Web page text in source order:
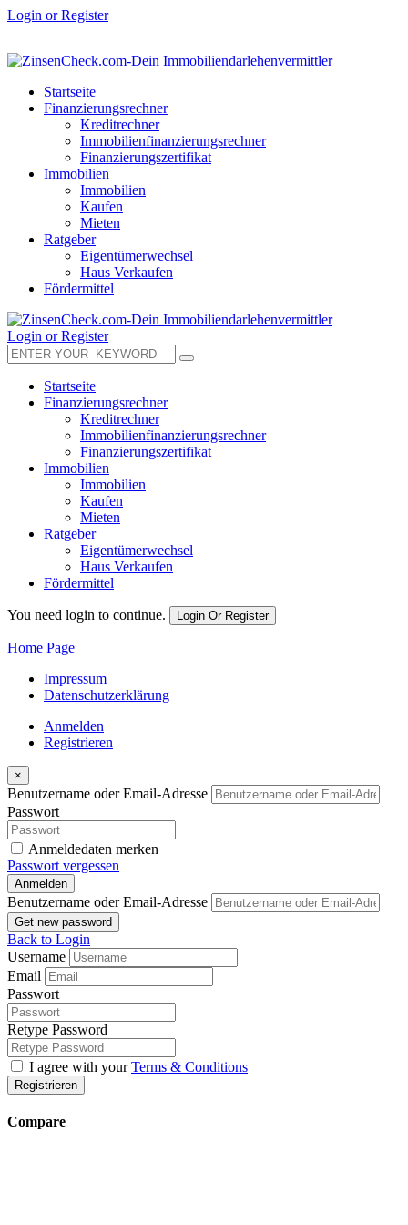
Login or Register
Startseite
Finanzierungsrechner
Kreditrechner
Immobilienfinanzierungsrechner
Finanzierungszertifikat
Immobilien
Immobilien
Kaufen
Mieten
Ratgeber
Eigentümerwechsel
Haus Verkaufen
Fördermittel
Login or Register
Startseite
Finanzierungsrechner
Kreditrechner
Immobilienfinanzierungsrechner
Finanzierungszertifikat
Immobilien
Immobilien
Kaufen
Mieten
Ratgeber
Eigentümerwechsel
Haus Verkaufen
Fördermittel
You need login to continue. Login Or Register
Home Page
Impressum
Datenschutzerklärung
Anmelden
Registrieren
×
Benutzername oder Email-Adresse
Passwort
Anmeldedaten merken
Passwort vergessen
Anmelden
Benutzername oder Email-Adresse
Get new password
Back to Login
Username
Email
Passwort
Retype Password
I agree with yourTerms & Conditions
Registrieren
Compare